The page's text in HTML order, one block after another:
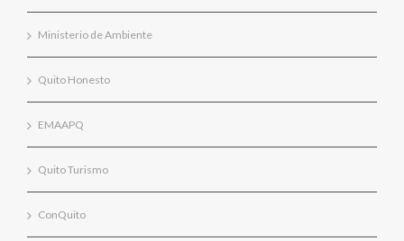
Ministerio de Ambiente
Quito Honesto
EMAAPQ
Quito Turismo
ConQuito